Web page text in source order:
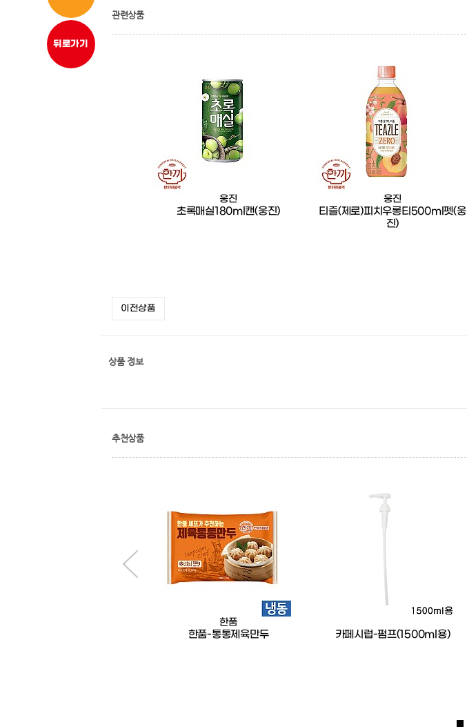
뒤로가기
관련상품
웅진
초록매실180ml캔(웅진)
웅진
티즐(제로)피치우롱티500ml펫(웅
진)
이전상품
상품 정보
추천상품
한품
한품-통통제육만두 카페시럽-펌프(1500ml용)